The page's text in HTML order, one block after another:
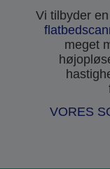
Vi tilbyder
meget
VORES